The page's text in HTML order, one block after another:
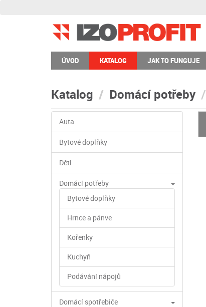
ÚVOD KATALOG JAK TO FUNGUJE
Katalog Domácí potřeby
Auta
Bytové doplňky
Děti
Domácí potřeby
Bytové doplňky
Hrnce a pánve
Kořenky
Kuchyň
Podávání nápojů
Domácí spotřebiče